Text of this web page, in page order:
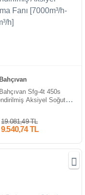
Sfg-4t 450s
Aksiyel Soğutma
19.081,49 TL
9.540,74 TL